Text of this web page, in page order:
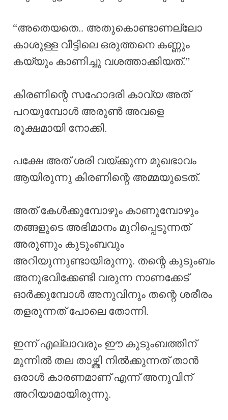
“അതെയതെ.. അതുകൊണ്ടാണല്ലോ
കാശുള്ള വീട്ടിലെ ഒരുത്തനെ കണ്ണും
കയ്യും കാണിച്ചു വശത്താക്കിയത്.”
കിരണിന്റെ സഹോദരി കാവ്യ അത്
പറയുമ്പോൾ അരുൺ അവളെ
രൂക്ഷമായി നോക്കി.
പക്ഷേ അത് ശരി വയ്ക്കുന്ന മുഖഭാവം
ആയിരുന്നു കിരണിന്റെ അമ്മയുടെത്.
അത് കേൾക്കുമ്പോഴും കാണുമ്പോഴും
തങ്ങളുടെ അഭിമാനം മുറിപ്പെടുന്നത്
അരുണും കുടുംബവും
അറിയുന്നുണ്ടായിരുന്നു. തന്റെ കുടുംബം
അനുഭവിക്കേണ്ടി വരുന്ന നാണക്കേട്
ഓർക്കുമ്പോൾ അനുവിനും തന്റെ ശരീരം
തളരുന്നത് പോലെ തോന്നി.
ഇന്ന് എല്ലാവരും ഈ കുടുംബത്തിന്
മുന്നിൽ തല താഴ്ത്തി നിൽക്കുന്നത് താൻ
ഒരാൾ കാരണമാണ് എന്ന് അനുവിന്
അറിയാമായിരുന്നു.